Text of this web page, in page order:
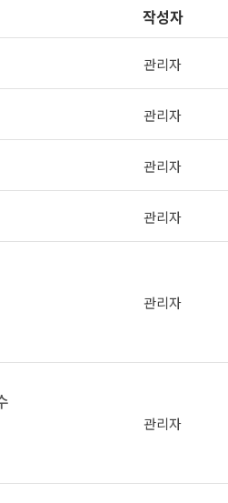
작성자
관리자
관리자
관리자
관리자
센터」를 운영
관리자
관리자